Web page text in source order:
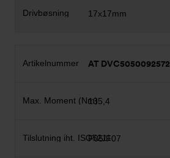
17x17mm
AT DVC5050092572
135,4
F05/F07